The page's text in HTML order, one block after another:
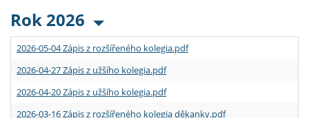
Rok 2026
2026-05-04 Zápis z rozšířeného kolegia.pdf
2026-04-27 Zápis z užšího kolegia.pdf
2026-04-20 Zápis z užšího kolegia.pdf
2026-03-16 Zápis z rozšířeného kolegia děkanky.pdf